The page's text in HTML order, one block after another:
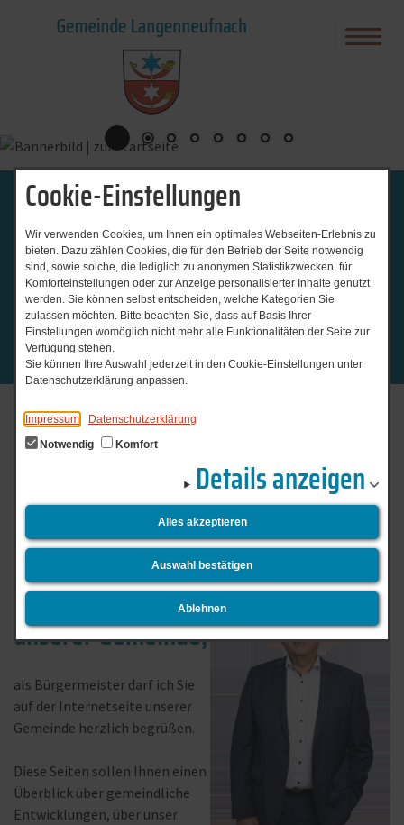
Cookie-Einstellungen
Wir verwenden Cookies, um Ihnen ein optimales Webseiten-Erlebnis zu
bieten. Dazu zählen Cookies, die für den Betrieb der Seite notwendig
sind, sowie solche, die lediglich zu anonymen Statistikzwecken, für
Komforteinstellungen oder zur Anzeige personalisierter Inhalte genutzt
werden. Sie können selbst entscheiden, welche Kategorien Sie
zulassen möchten. Bitte beachten Sie, dass auf Basis Ihrer
Einstellungen womöglich nicht mehr alle Funktionalitäten der Seite zur
Verfügung stehen.
Sie können Ihre Auswahl jederzeit in den Cookie-Einstellungen unter
Datenschutzerklärung anpassen.
Impressum
Datenschutzerklärung
Notwendig
Komfort
Details anzeigen
Alles akzeptieren
Auswahl bestätigen
Ablehnen
Herzlich willkommen in unserer
GEMEINDE
LANGENNEUFNACH
Liebe Mitbürgerinnen und
Mitbürger,
sehr geehrte Gäste
unserer Gemeinde,
als Bürgermeister darf ich Sie
auf der Internetseite unserer
Gemeinde herzlich begrüßen.
Diese Seiten sollen Ihnen einen
Überblick über gemeindliche
Entwicklungen, über unser